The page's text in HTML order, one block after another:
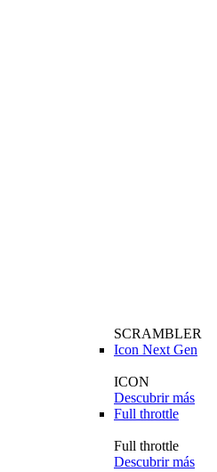
SCRAMBLER
Icon Next Gen
ICON
Descubrir más
Full throttle
Full throttle
Descubrir más